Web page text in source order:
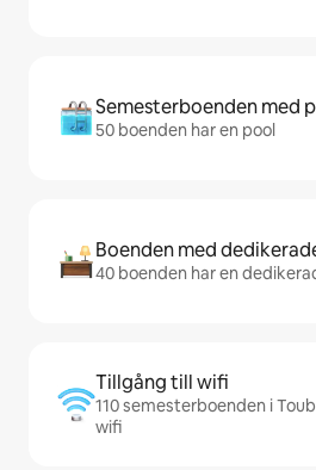
Semesterboenden med
50 boenden har en pool
Boenden med
40 boenden har en
Tillgång till wifi
110 semesterboenden i
wifi